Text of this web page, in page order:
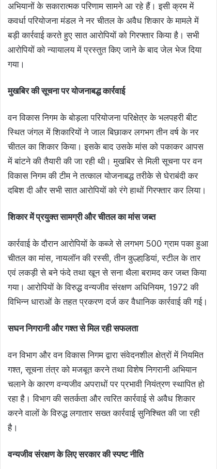
अभियानों के सकारात्मक परिणाम सामने आ रहे हैं। इसी क्रम में
कवर्धा परियोजना मंडल ने नर चीतल के अवैध शिकार के मामले में
बड़ी कार्रवाई करते हुए सात आरोपियों को गिरफ्तार किया है। सभी
आरोपियों को न्यायालय में प्रस्तुत किए जाने के बाद जेल भेज दिया
गया।
मुखबिर की सूचना पर योजनाबद्ध कार्रवाई
वन विकास निगम के बोड़ला परियोजना परिक्षेत्र के भलपहरी बीट
स्थित जंगल में शिकारियों ने जाल बिछाकर लगभग तीन वर्ष के नर
चीतल का शिकार किया। इसके बाद उसके मांस को पकाकर आपस
में बांटने की तैयारी की जा रही थी। मुखबिर से मिली सूचना पर वन
विकास निगम की टीम ने तत्काल योजनाबद्ध तरीके से घेराबंदी कर
दबिश दी और सभी सात आरोपियों को रंगे हाथों गिरफ्तार कर लिया।
शिकार में प्रयुक्त सामग्री और चीतल का मांस जब्त
कार्रवाई के दौरान आरोपियों के कब्जे से लगभग 500 ग्राम पका हुआ
चीतल का मांस, नायलॉन की रस्सी, तीन कुल्हाडि़यां, स्टील के तार
एवं लकड़ी से बने फंदे तथा खून से सना थैला बरामद कर जब्त किया
गया। आरोपियों के विरुद्ध वन्यजीव संरक्षण अधिनियम, 1972 की
विभिन्न धाराओं के तहत प्रकरण दर्ज कर वैधानिक कार्रवाई की गई।
सघन निगरानी और गश्त से मिल रही सफलता
वन विभाग और वन विकास निगम द्वारा संवेदनशील क्षेत्रों में नियमित
गश्त, सूचना तंत्र को मजबूत करने तथा विशेष निगरानी अभियान
चलाने के कारण वन्यजीव अपराधों पर प्रभावी नियंत्रण स्थापित हो
रहा है। विभाग की सतर्कता और त्वरित कार्रवाई से अवैध शिकार
करने वालों के विरुद्ध लगातार सख्त कार्रवाई सुनिश्चित की जा रही
है।
वन्यजीव संरक्षण के लिए सरकार की स्पष्ट नीति